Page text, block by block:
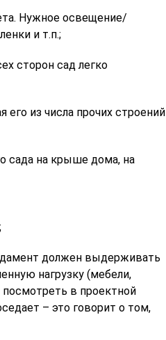
Нужное освещение/
и т.п.;
сторон сад легко
его из числа прочих строений
сада на крыше дома, на
должен выдерживать
нагрузку (мебели,
в проектной
– это говорит о том,